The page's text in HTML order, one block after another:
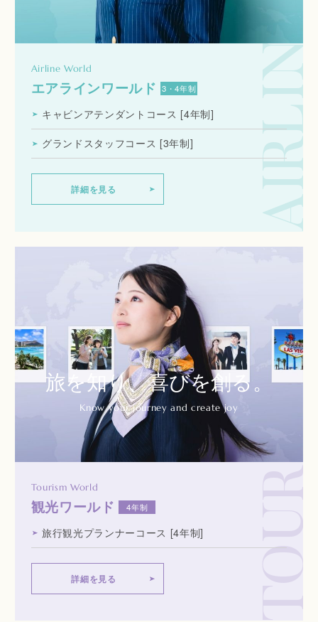
AIRLINE
Airline World
エアラインワールド 3・4年制
キャビンアテンダントコース [4年制]
グランドスタッフコース [3年制]
詳細を見る
旅を知り、喜びを創る。
Know your journey and create joy TOURISM
Tourism World
観光ワールド 4年制
旅行観光プランナーコース [4年制]
詳細を見る